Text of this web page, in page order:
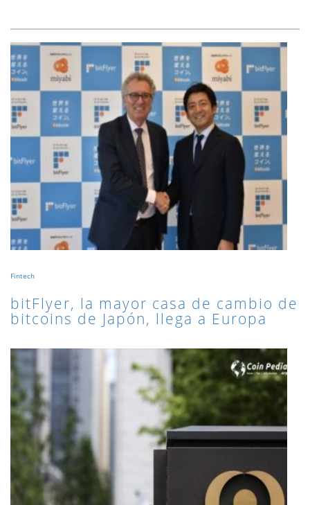
Fintech
bitFlyer, la mayor casa de cambio de
bitcoins de Japón, llega a Europa